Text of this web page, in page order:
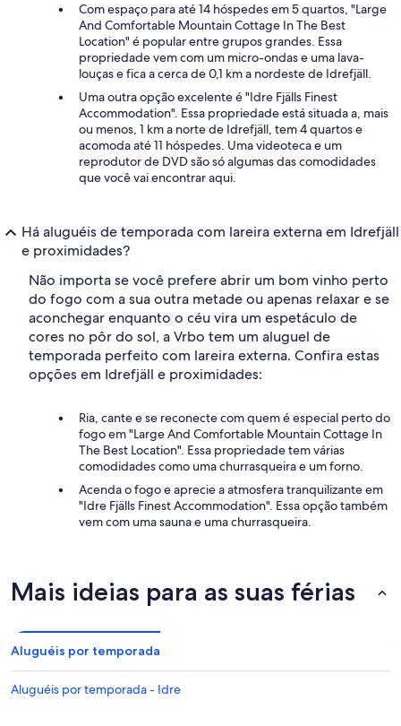
Com espaço para até 14 hóspedes em 5 quartos, "Large
And Comfortable Mountain Cottage In The Best
Location" é popular entre grupos grandes. Essa
propriedade vem com um micro-ondas e uma lava-
louças e fica a cerca de 0,1 km a nordeste de Idrefjäll.
Uma outra opção excelente é "Idre Fjälls Finest
Accommodation". Essa propriedade está situada a, mais
ou menos, 1 km a norte de Idrefjäll, tem 4 quartos e
acomoda até 11 hóspedes. Uma videoteca e um
reprodutor de DVD são só algumas das comodidades
que você vai encontrar aqui.
Há aluguéis de temporada com lareira externa em Idrefjäll
e proximidades?
Não importa se você prefere abrir um bom vinho perto
do fogo com a sua outra metade ou apenas relaxar e se
aconchegar enquanto o céu vira um espetáculo de
cores no pôr do sol, a Vrbo tem um aluguel de
temporada perfeito com lareira externa. Confira estas
opções em Idrefjäll e proximidades:
Ria, cante e se reconecte com quem é especial perto do
fogo em "Large And Comfortable Mountain Cottage In
The Best Location". Essa propriedade tem várias
comodidades como uma churrasqueira e um forno.
Acenda o fogo e aprecie a atmosfera tranquilizante em
"Idre Fjälls Finest Accommodation". Essa opção também
vem com uma sauna e uma churrasqueira.
Mais ideias para as suas férias
Aluguéis por temporada
Aluguéis por temporada - Idre